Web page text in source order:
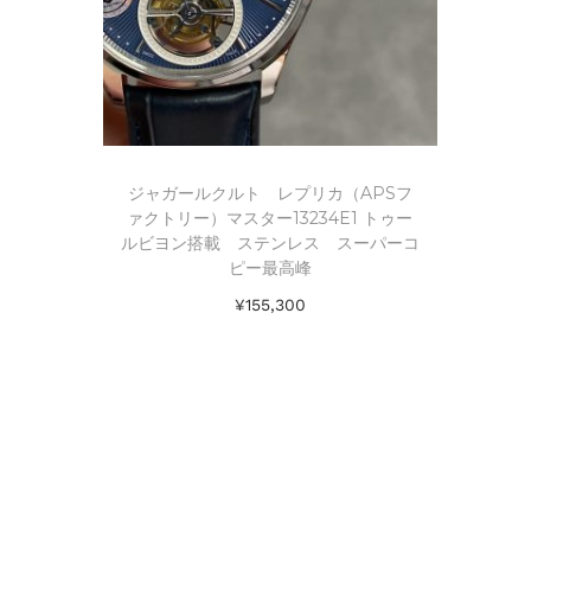
ジャガールクルト レプリカ（APSフ
ァクトリー）マスター13234E1 トゥー
ルビヨン搭載 ステンレス スーパーコ
ピー最高峰
¥155,300